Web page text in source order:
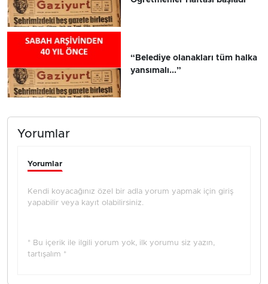
“Belediye olanakları tüm halka
yansımalı...”
Yorumlar
Yorumlar
Kendi koyacağınız özel bir adla yorum yapmak için giriş
yapabilir veya kayıt olabilirsiniz.
* Bu içerik ile ilgili yorum yok, ilk yorumu siz yazın,
tartışalım *